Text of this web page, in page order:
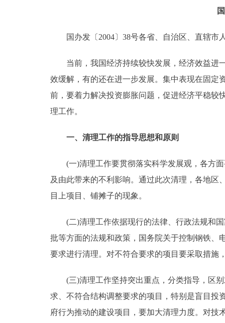
12345网上接诉即办
走进北京
北京概况
绿色北京
ENGLISH
ESPAÑOL
国办发〔2004〕38号各省、自治区、直辖市
当前，我国经济持续较快发展，经济效益进一
效缓解，有的还在进一步发展。集中表现在固定
前，要着力解决投资膨胀问题，促进经济平稳较
理工作。
一、清理工作的指导思想和原则
(一)清理工作要贯彻落实科学发展观，各方面
及由此带来的不利影响。通过此次清理，各地
目上项目、铺摊子的现象。
(二)清理工作依据现行的法律、行政法规和国
批等方面的法规和政策，国务院关于控制钢铁、
要求进行清理。对不符合要求的项目要采取措施
(三)清理工作坚持突出重点，分类指导，区别
求、不符合结构调整要求的项目，特别是盲目投
府行为推动的建设项目，要加大清理力度。对